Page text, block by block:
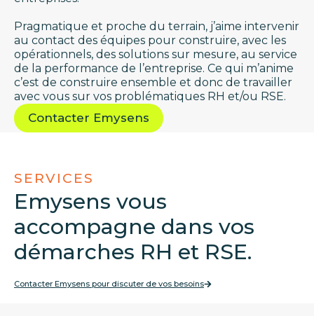
Pragmatique et proche du terrain, j’aime intervenir
au contact des équipes pour construire, avec les
opérationnels, des solutions sur mesure, au service
de la performance de l’entreprise. Ce qui m’anime
c’est de construire ensemble et donc de travailler
avec vous sur vos problématiques RH et/ou RSE.
Contacter Emysens
SERVICES
Emysens vous
accompagne dans vos
démarches RH et RSE.
Contacter Emysens pour discuter de vos besoins